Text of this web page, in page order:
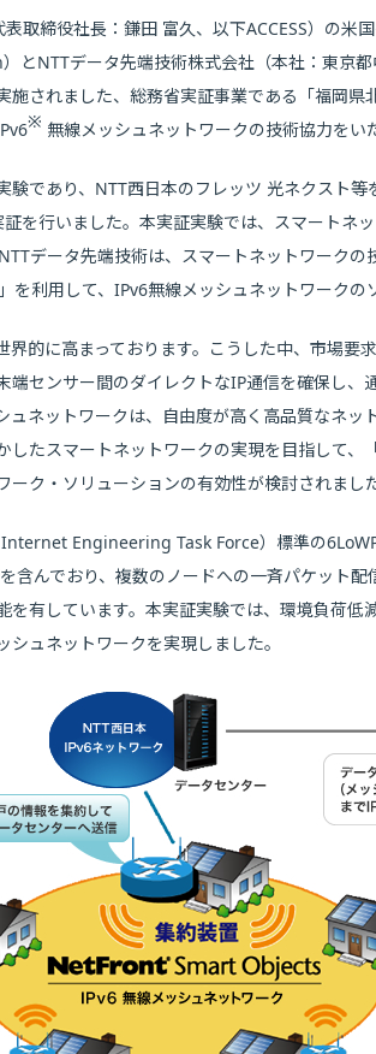
取締役社長：鎌田 富久、以下ACCESS）の
とNTTデータ先端技術株式会社（本社：東京
されました、総務省実証事業である「福岡県
※ 無線メッシュネットワークの技術協力をい
であり、NTT西日本のフレッツ 光ネクスト
を行いました。本実証実験では、スマートネ
データ先端技術は、スマートネットワーク
利用して、IPv6無線メッシュネットワークの
的に高まっております。こうした中、市場要
端センサー間のダイレクトなIP通信を確保し
ネットワークは、自由度が高く高品質なネ
したスマートネットワークの実現を目指し
ク・ソリューションの有効性が検討されました
Engineering Task Force）標準の
んでおり、複数のノードへの一斉パケット配
を有しています。本実証実験では、環境負荷
ュネットワークを実現しました。